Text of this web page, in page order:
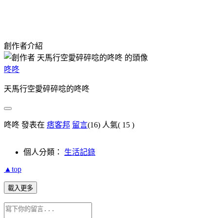
創作者介紹
咚咚
天馬行空愛碎碎唸的咚咚
咚咚 發表在 痞客邦 留言(16) 人氣( 15 )
個人分類： 生活記錄
▲top
載入更多